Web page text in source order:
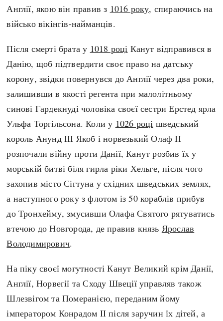
Англії, якою він правив з 1016 року, спираючись на
військо вікінгів-найманців.
Після смерті брата у 1018 році Канут відправився в
Данію, щоб підтвердити своє право на датську
корону, звідки повернувся до Англії через два роки,
залишивши в якості регента при малолітньому
синові Гардекнуді чоловіка своєї сестри Ерстед ярла
Ульфа Торгільсона. Коли у 1026 році шведський
король Анунд III Якоб і норвезький Олаф II
розпочали війну проти Данії, Канут розбив їх у
морській битві біля гирла ріки Хельге, після чого
захопив місто Сігтуна у східних шведських землях,
а наступного року з флотом із 50 кораблів прибув
до Тронхейму, змусивши Олафа Святого рятуватись
втечою до Новгорода, де правив князь Ярослав
Володимирович.
На піку своєї могутності Канут Великий крім Данії,
Англії, Норвегії та Сходу Швеції управляв також
Шлезвігом та Померанією, переданим йому
імператором Конрадом II після заручин їх дітей, а